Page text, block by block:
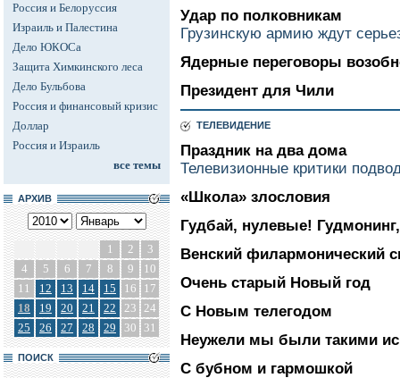
Россия и Белоруссия
Израиль и Палестина
Дело ЮКОСа
Защита Химкинского леса
Дело Бульбова
Россия и финансовый кризис
Доллар
Россия и Израиль
все темы
АРХИВ
1 2
3
4
5 6 7 8 9
10
11
12 13 14 15 16
17
18
19 20 21 22 23 24
25
26 27 28 29 30 31
ПОИСК
Удар по полковникам
Грузинскую армию ждут
Ядерные переговоры
Президент для Чили
ТЕЛЕВИДЕНИЕ
Праздник на два дома
Телевизионные критики
«Школа» злословия
Гудбай, нулевые!
Венский филармонический
Очень старый Новый год
С Новым телегодом
Неужели мы были такими
С бубном и гармошкой